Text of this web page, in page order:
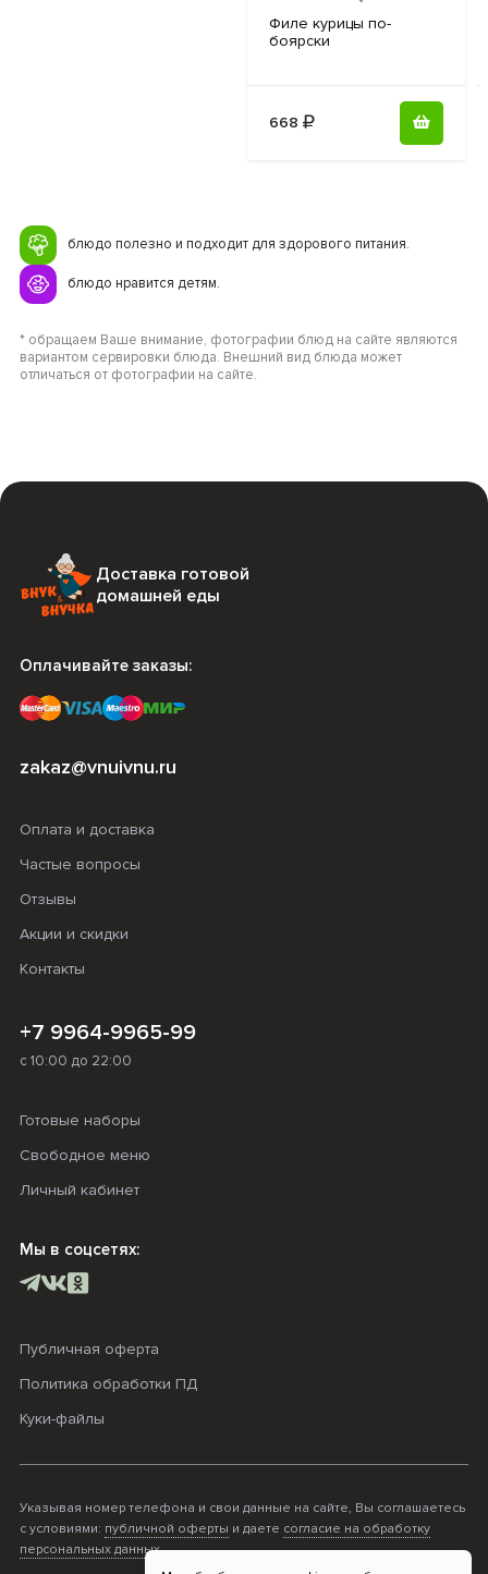
Филе курицы по-
боярски
668
блюдо полезно и подходит для здорового питания.
блюдо нравится детям.
* обращаем Ваше внимание, фотографии блюд на сайте являются
вариантом сервировки блюда. Внешний вид блюда может
отличаться от фотографии на сайте.
Доставка готовой
домашней еды
Оплачивайте заказы:
zakaz@vnuivnu.ru
Оплата и доставка
Частые вопросы
Отзывы
Акции и скидки
Контакты
+7 9964-9965-99
с 10:00 до 22:00
Готовые наборы
Свободное меню
Личный кабинет
Мы в соцсетях:
Публичная оферта
Политика обработки ПД
Куки-файлы
Указывая номер телефона и свои данные на сайте, Вы соглашаетесь
с условиями: публичной оферты и даете согласие на обработку
персональных данных.